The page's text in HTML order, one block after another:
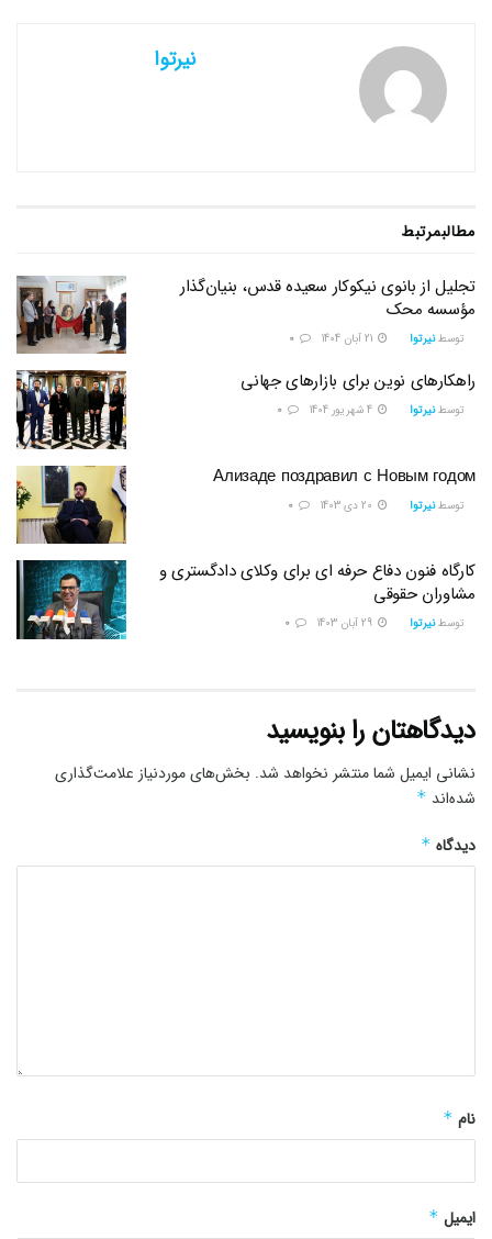
نیرتوا
مطالبمرتبط
تجلیل از بانوی نیکوکار سعیده قدس، بنیان‌گذار
مؤسسه محک
توسط نیرتوا
راهکارهای نوین برای بازارهای جهانی
توسط نیرتوا
Ализаде поздравил с Новым годом
توسط نیرتوا
کارگاه فنون دفاع حرفه ای برای وکلای دادگستری و
مشاوران حقوقی
توسط نیرتوا
دیدگاهتان را بنویسید
نشانی ایمیل شما منتشر نخواهد شد. بخش‌های موردنیاز علامت‌گذاری
شده‌اند *
دیدگاه *
نام *
ایمیل *